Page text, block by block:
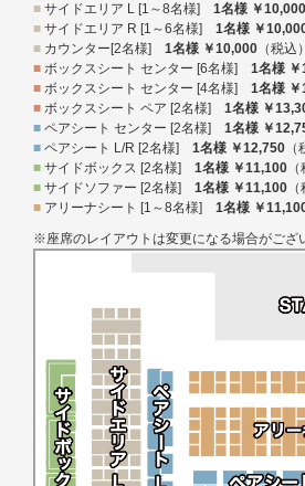
■ サイドエリア L [1～8名様] 1名様 ￥10,000
■ サイドエリア R [1～6名様] 1名様 ￥
■ カウンター[2名様] 1名様 ￥10,000 （税込
■ ボックスシート センター [6名様] 1名様
■ ボックスシート センター [4名様] 1名様
■ ボックスシート ペア [2名様] 1名様 ￥
■ ペアシート センター [2名様] 1名様 ￥
■ ペアシート L/R [2名様] 1名様 ￥12,750
■ サイドボックス [2名様] 1名様 ￥11,100
■ サイドソファー [2名様] 1名様 ￥11,100
■ アリーナシート [1～8名様] 1名様 ￥
※座席のレイアウトは変更になる場合がござ